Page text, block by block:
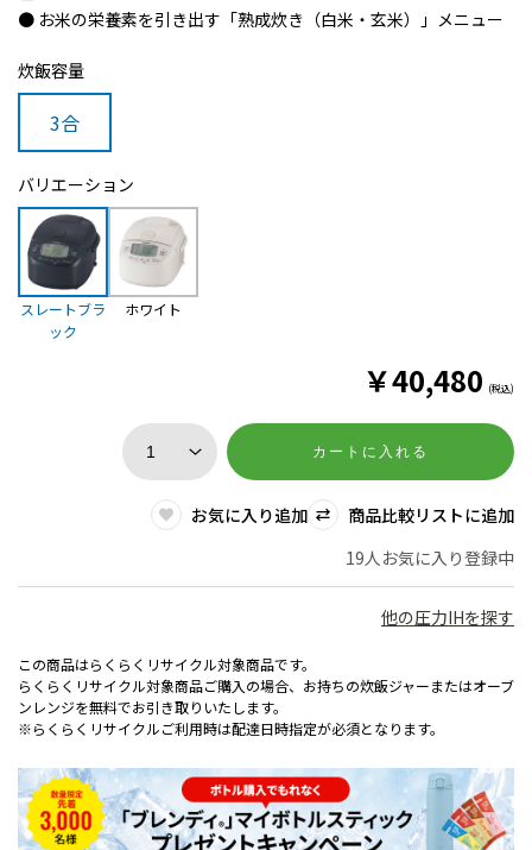
● お米の栄養素を引き出す「熟成炊き（白米・玄米）」メニュー
炊飯容量
3合
バリエーション
スレートブラ
ック
ホワイト
￥40,480 (税込)
カートに入れる
お気に入り追加
商品比較リストに追加
19人お気に入り登録中
他の圧力IHを探す
この商品はらくらくリサイクル対象商品です。
らくらくリサイクル対象商品ご購入の場合、お持ちの炊飯ジャーまたはオーブ
ンレンジを無料でお引き取りいたします。
※らくらくリサイクルご利用時は配達日時指定が必須となります。